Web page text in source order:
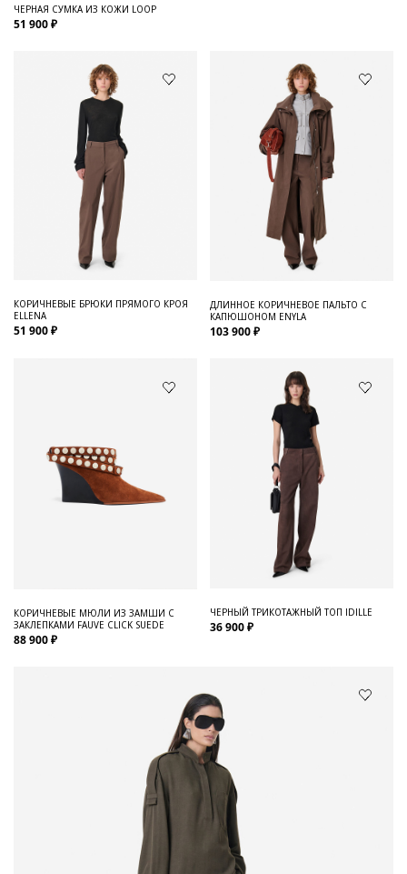
ЧЕРНАЯ СУМКА ИЗ КОЖИ LOOP
51 900 ₽
КОРИЧНЕВЫЕ БРЮКИ ПРЯМОГО КРОЯ
ELLENA
51 900 ₽
ДЛИННОЕ КОРИЧНЕВОЕ ПАЛЬТО С
КАПЮШОНОМ ENYLA
103 900 ₽
КОРИЧНЕВЫЕ МЮЛИ ИЗ ЗАМШИ С
ЗАКЛЕПКАМИ FAUVE CLICK SUEDE
88 900 ₽
ЧЕРНЫЙ ТРИКОТАЖНЫЙ ТОП IDILLE
36 900 ₽